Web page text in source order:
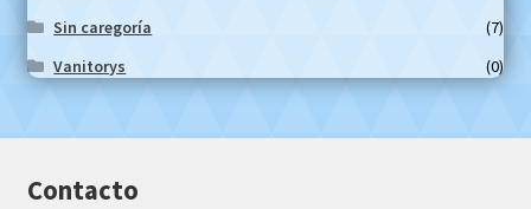
Sin caregoría
(7)
Vanitorys
(0)
Contacto